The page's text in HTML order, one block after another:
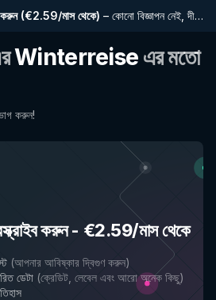
(€2.59/মাস থেকে) – কোনো বিজ্ঞাপন নেই, দীর্ঘতর প্লেলিস্ট, সম্পূর্ণ ইতিহাস এবং নতুন বৈশিষ্ট্যে প্রাথমিক প্রবেশাধিকার
Winterreise এর মতো
করুন!
করুন- €2.59/মাস থেকে
(আপনার আবিষ্কার দ্বিগুণ করুন)
ডেটা (ক্রেডিট, লেবেল এবং আরো অনেক কিছু)